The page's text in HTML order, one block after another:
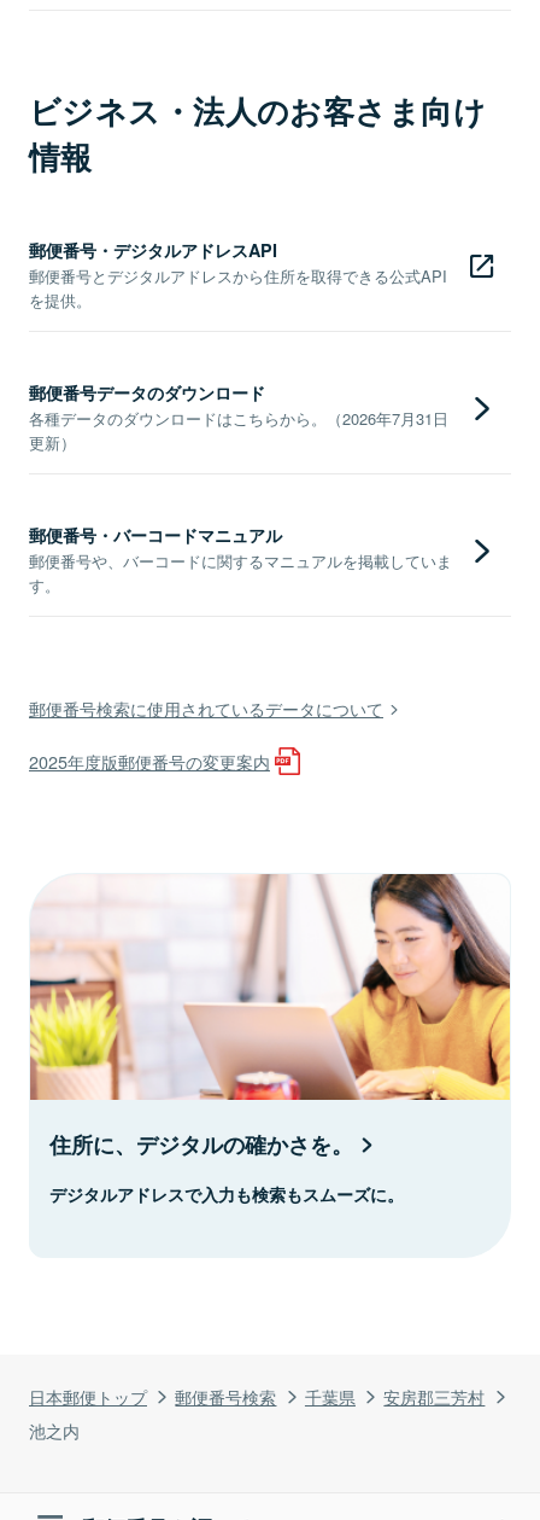
日本郵便トップ 郵便番号検索 千葉県
安房郡三芳村
池之内
ビジネス・法人のお客さま向け
情報
郵便番号・デジタルアドレスAPI
郵便番号とデジタルアドレスから住所を取得できる公式API
を提供。
郵便番号データのダウンロード
各種データのダウンロードはこちらから。（2026年7月31日
更新）
郵便番号・バーコードマニュアル
郵便番号や、バーコードに関するマニュアルを掲載していま
す。
郵便番号検索に使用されているデータについて
2025年度版郵便番号の変更案内
住所に、デジタルの確かさを。
デジタルアドレスで入力も検索もスムーズに。